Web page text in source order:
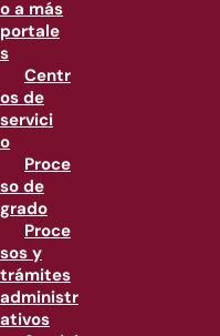
o a más
portale
s
Centr
os de
servici
o
Proce
so de
grado
Proce
sos y
trámites
administr
ativos